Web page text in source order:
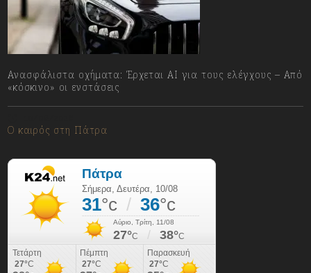
Ανασφάλιστα οχήματα: Έρχεται ΑΙ για τους ελέγχους – Από
«κόσκινο» οι ενστάσεις
Ο καιρός στη Πάτρα